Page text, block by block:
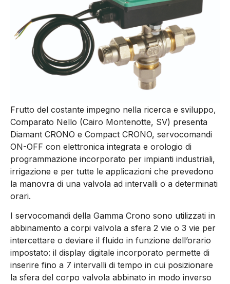
Frutto del costante impegno nella ricerca e sviluppo,
Comparato Nello (Cairo Montenotte, SV) presenta
Diamant CRONO e Compact CRONO, servocomandi
ON-OFF con elettronica integrata e orologio di
programmazione incorporato per impianti industriali,
irrigazione e per tutte le applicazioni che prevedono
la manovra di una valvola ad intervalli o a determinati
orari.
I servocomandi della Gamma Crono sono utilizzati in
abbinamento a corpi valvola a sfera 2 vie o 3 vie per
intercettare o deviare il fluido in funzione dell’orario
impostato: il display digitale incorporato permette di
inserire fino a 7 intervalli di tempo in cui posizionare
la sfera del corpo valvola abbinato in modo inverso